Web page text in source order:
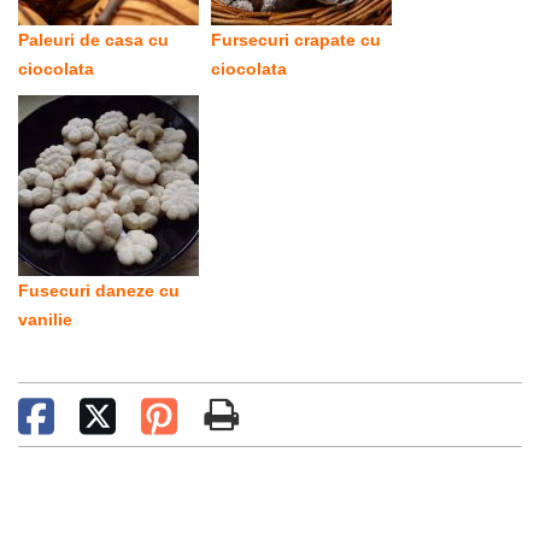
Paleuri de casa cu
ciocolata
Fursecuri crapate cu
ciocolata
Fusecuri daneze cu
vanilie